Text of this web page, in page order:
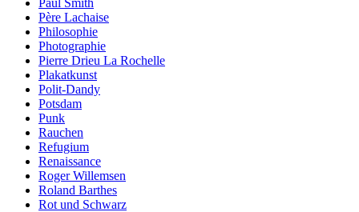
Père Lachaise
Philosophie
Photographie
Pierre Drieu La Rochelle
Plakatkunst
Polit-Dandy
Potsdam
Punk
Rauchen
Refugium
Renaissance
Roger Willemsen
Roland Barthes
Rot und Schwarz